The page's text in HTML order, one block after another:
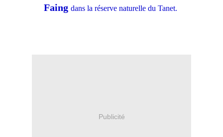
Faing dans la réserve naturelle du Tanet.
Publicité